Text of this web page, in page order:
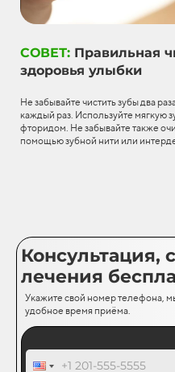
СОВЕТ: Правильная
здоровья улыбки
Не забывайте чистить зубы два
каждый раз. Используйте мягкую
фторидом. Не забывайте также
помощью зубной нити или
Консультация,
лечения
Укажите свой номер телефона,
удобное время приёма.